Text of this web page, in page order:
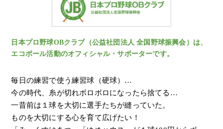
日本プロ野球OBクラブ（公益社団法人 全国野球振興会）は、
エコボール活動のオフィシャル・サポーターです。
毎日の練習で使う練習球（硬球）…
今の時代、糸が切れボロボロになったら捨てる…
一昔前は１球を大切に選手たちが縫っていた。
ものを大切にする心を育て広げたい！